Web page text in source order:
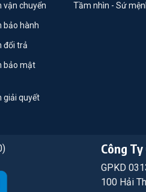
vận chuyển
bảo hành
đổi trả
bảo mật
giải quyết
Tầm nhìn - Sứ
Công Ty
GPKD
100 Hải